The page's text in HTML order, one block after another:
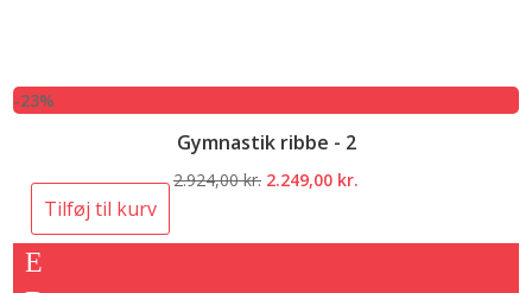
-23%
Gymnastik ribbe - 2
2.924,00kr. Den
2.249,00 kr.
Tilføj til kurv